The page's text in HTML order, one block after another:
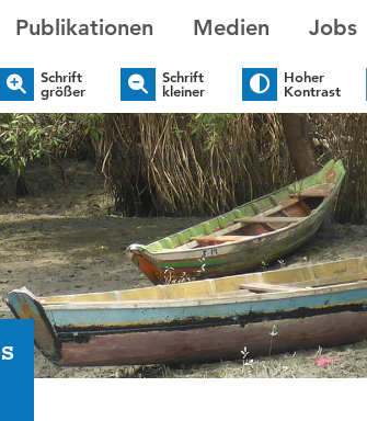
Publikationen Medien Jobs
Schrift
größer
Schrift
kleiner
Hoher
Kontrast